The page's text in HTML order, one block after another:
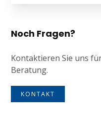
Noch Fragen?
Kontaktieren Sie uns
Beratung.
KONTAKT